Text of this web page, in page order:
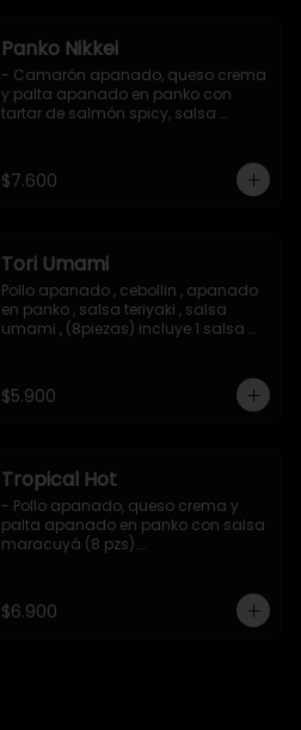
Panko Nikkei
- Camarón apanado, queso crema
y palta apanado en panko con
tartar de salmón spicy, salsa
$7.600
Tori Umami
Pollo apanado , cebollin , apanado
en panko , salsa teriyaki , salsa
umami , (8piezas) incluye 1 salsa
$5.900
Tropical Hot
- Pollo apanado, queso crema y
palta apanado en panko con salsa
maracuyá (8 pzs).
$6.900